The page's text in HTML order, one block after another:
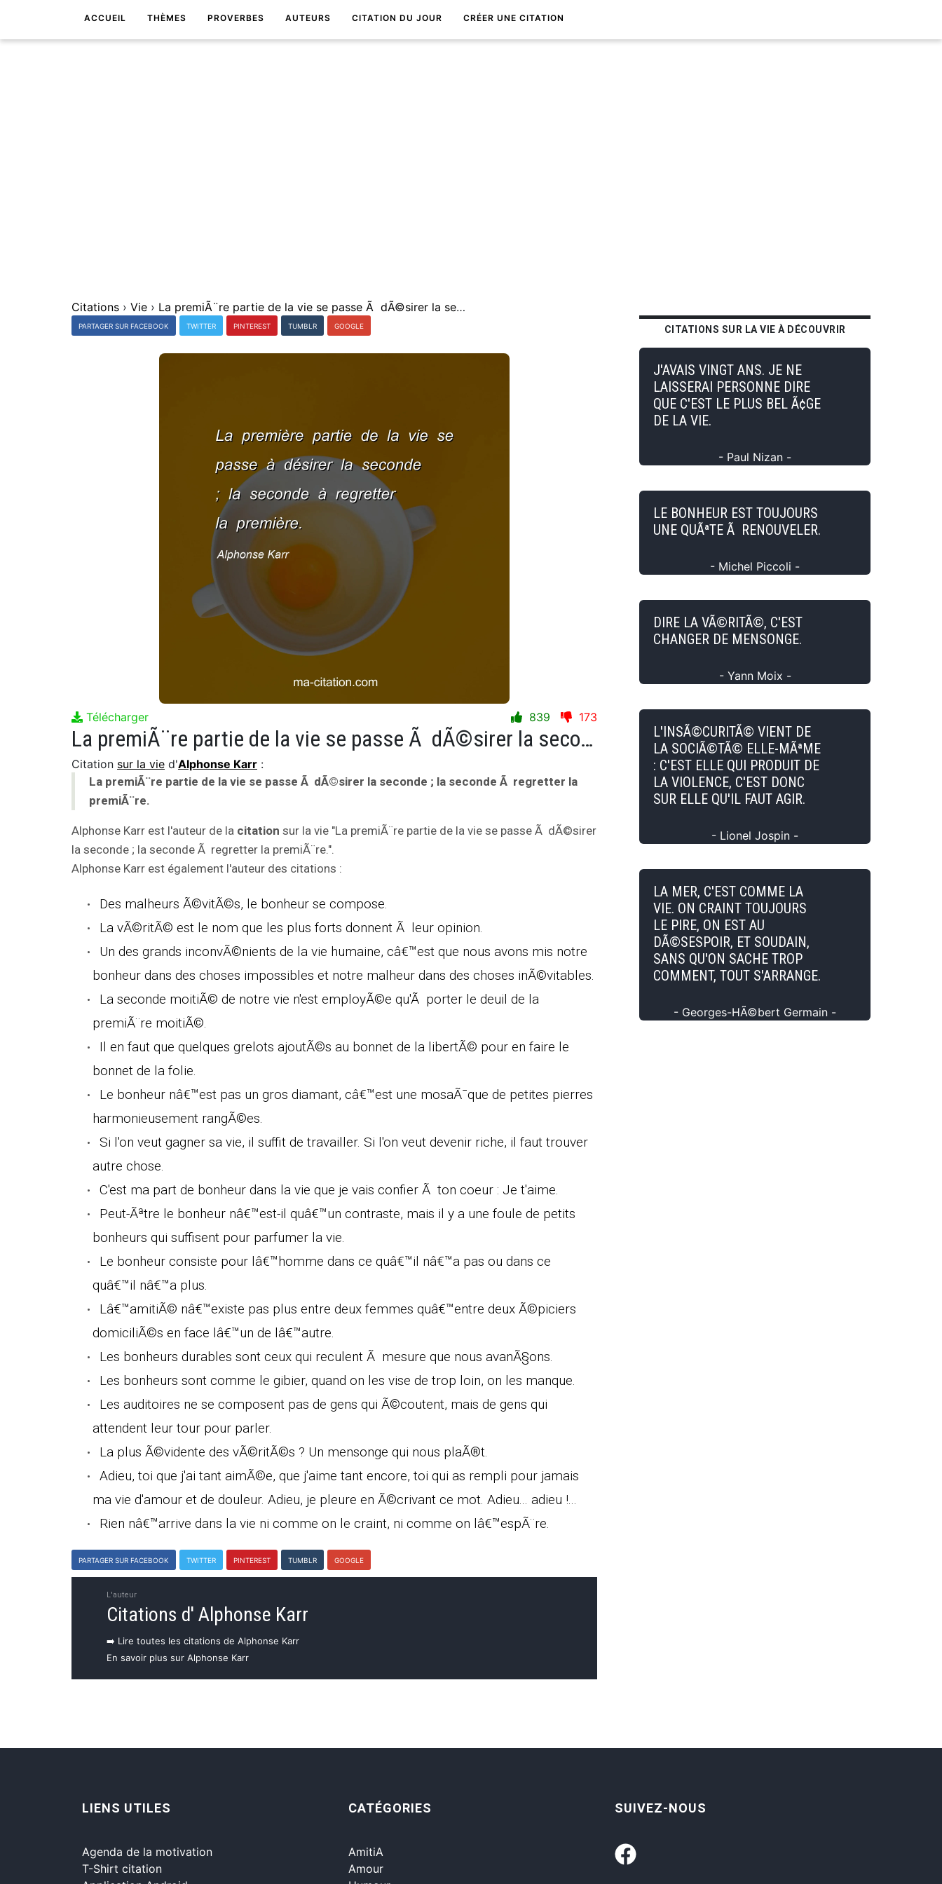
ACCUEIL THÈMES PROVERBES AUTEURS CITATION DU JOUR CRÉER UNE CITATION
Citations › Vie › La premiÃ¨re partie de la vie se passe Ã dÃ©sirer la seconde ; la seconde Ã regretter la premiÃ¨re.
PARTAGER SUR FACEBOOK TWITTER PINTEREST TUMBLR GOOGLE
Télécharger 839 173
La premiÃ¨re partie de la vie se passe Ã dÃ©sirer la seconde ; la seconde Ã regretter la premiÃ¨re.
Citation sur la vie d'Alphonse Karr :
La premiÃ¨re partie de la vie se passe Ã dÃ©sirer la seconde ; la seconde Ã regretter la
premiÃ¨re.
Alphonse Karr est l'auteur de la citation sur la vie "La premiÃ¨re partie de la vie se passe Ã dÃ©sirer
la seconde ; la seconde Ã regretter la premiÃ¨re.".
Alphonse Karr est également l'auteur des citations :
Des malheurs Ã©vitÃ©s, le bonheur se compose.
La vÃ©ritÃ© est le nom que les plus forts donnent Ã leur opinion.
Un des grands inconvÃ©nients de la vie humaine, câ€™est que nous avons mis notre
bonheur dans des choses impossibles et notre malheur dans des choses inÃ©vitables.
La seconde moitiÃ© de notre vie n'est employÃ©e qu'Ã porter le deuil de la
premiÃ¨re moitiÃ©.
Il en faut que quelques grelots ajoutÃ©s au bonnet de la libertÃ© pour en faire le
bonnet de la folie.
Le bonheur nâ€™est pas un gros diamant, câ€™est une mosaÃ¯que de petites pierres
harmonieusement rangÃ©es.
Si l'on veut gagner sa vie, il suffit de travailler. Si l'on veut devenir riche, il faut trouver
autre chose.
C'est ma part de bonheur dans la vie que je vais confier Ã ton coeur : Je t'aime.
Peut-Ãªtre le bonheur nâ€™est-il quâ€™un contraste, mais il y a une foule de petits
bonheurs qui suffisent pour parfumer la vie.
Le bonheur consiste pour lâ€™homme dans ce quâ€™il nâ€™a pas ou dans ce
quâ€™il nâ€™a plus.
Lâ€™amitiÃ© nâ€™existe pas plus entre deux femmes quâ€™entre deux Ã©piciers
domiciliÃ©s en face lâ€™un de lâ€™autre.
Les bonheurs durables sont ceux qui reculent Ã mesure que nous avanÃ§ons.
Les bonheurs sont comme le gibier, quand on les vise de trop loin, on les manque.
Les auditoires ne se composent pas de gens qui Ã©coutent, mais de gens qui
attendent leur tour pour parler.
La plus Ã©vidente des vÃ©ritÃ©s ? Un mensonge qui nous plaÃ®t.
Adieu, toi que j'ai tant aimÃ©e, que j'aime tant encore, toi qui as rempli pour jamais
ma vie d'amour et de douleur. Adieu, je pleure en Ã©crivant ce mot. Adieu... adieu !...
Rien nâ€™arrive dans la vie ni comme on le craint, ni comme on lâ€™espÃ¨re.
PARTAGER SUR FACEBOOK TWITTER PINTEREST TUMBLR GOOGLE
L'auteur
Citations d' Alphonse Karr
➡️ Lire toutes les citations de Alphonse Karr
En savoir plus sur Alphonse Karr
CITATIONS SUR LA VIE À DÉCOUVRIR
J'AVAIS VINGT ANS. JE NE
LAISSERAI PERSONNE DIRE
QUE C'EST LE PLUS BEL Ã¢GE
DE LA VIE.
- Paul Nizan -
LE BONHEUR EST TOUJOURS
UNE QUÃªTE Ã RENOUVELER.
- Michel Piccoli -
DIRE LA VÃ©RITÃ©, C'EST
CHANGER DE MENSONGE.
- Yann Moix -
L'INSÃ©CURITÃ© VIENT DE
LA SOCIÃ©TÃ© ELLE-MÃªME
: C'EST ELLE QUI PRODUIT DE
LA VIOLENCE, C'EST DONC
SUR ELLE QU'IL FAUT AGIR.
- Lionel Jospin -
LA MER, C'EST COMME LA
VIE. ON CRAINT TOUJOURS
LE PIRE, ON EST AU
DÃ©SESPOIR, ET SOUDAIN,
SANS QU'ON SACHE TROP
COMMENT, TOUT S'ARRANGE.
- Georges-HÃ©bert Germain -
LIENS UTILES
Agenda de la motivation
T-Shirt citation
CATÉGORIES
AmitiA
Amour
SUIVEZ-NOUS